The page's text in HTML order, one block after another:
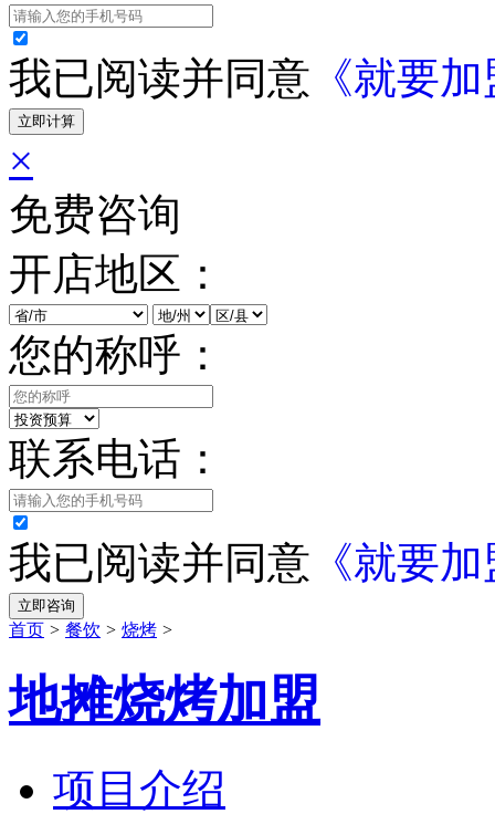
我已阅读并同意 《就要
立即计算
×
免费咨询
开店地区：
您的称呼：
联系电话：
我已阅读并同意 《就要
立即咨询
首页 > 餐饮 > 烧烤 >
地摊烧烤加盟
项目介绍